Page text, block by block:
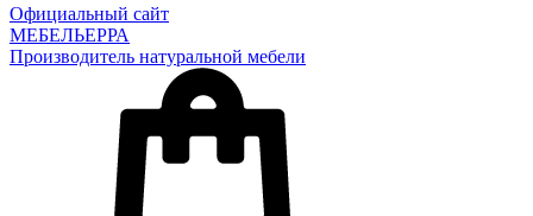
Официальный сайт
МЕБЕЛЬЕРРА
Производитель натуральной мебели